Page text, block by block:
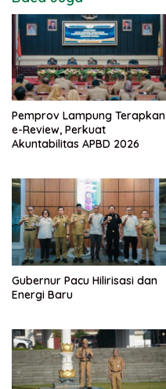
Pemprov Lampung Terapkan
e-Review, Perkuat
Akuntabilitas APBD 2026
Gubernur Pacu Hilirisasi dan
Energi Baru